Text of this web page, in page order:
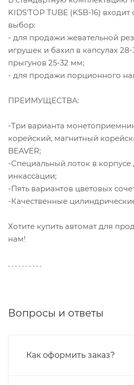
KIDS'TOP TUBE (KSB-16)
выбор:
- для продажи жевательной
игрушек и бахил в капсулах
прыгунов 25-32 мм;
- для продажи порционного
ПРЕИМУЩЕСТВА:
-Три варианта
корейский, магнитный
BEAVER;
-Специальный лоток в корпусе
инкассации;
-Пять вариантов цветовых
-Качественные
Хотите купить автомат для
нам!
. . . . . . . . . .
Вопросы и ответы
Как оформить заказ?